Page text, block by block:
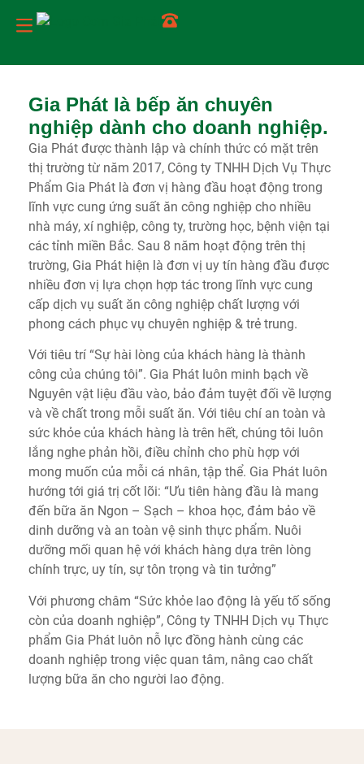
Gia Phát là bếp ăn chuyên
nghiệp dành cho doanh nghiệp.
Gia Phát được thành lập và chính thức có mặt trên
thị trường từ năm 2017, Công ty TNHH Dịch Vụ Thực
Phẩm Gia Phát là đơn vị hàng đầu hoạt động trong
lĩnh vực cung ứng suất ăn công nghiệp cho nhiều
nhà máy, xí nghiệp, công ty, trường học, bệnh viện tại
các tỉnh miền Bắc. Sau 8 năm hoạt động trên thị
trường, Gia Phát hiện là đơn vị uy tín hàng đầu được
nhiều đơn vị lựa chọn hợp tác trong lĩnh vực cung
cấp dịch vụ suất ăn công nghiệp chất lượng với
phong cách phục vụ chuyên nghiệp & trẻ trung.
Với tiêu trí “Sự hài lòng của khách hàng là thành
công của chúng tôi”. Gia Phát luôn minh bạch về
Nguyên vật liệu đầu vào, bảo đảm tuyệt đối về lượng
và về chất trong mỗi suất ăn. Với tiêu chí an toàn và
sức khỏe của khách hàng là trên hết, chúng tôi luôn
lắng nghe phản hồi, điều chỉnh cho phù hợp với
mong muốn của mỗi cá nhân, tập thể. Gia Phát luôn
hướng tới giá trị cốt lõi: “Ưu tiên hàng đầu là mang
đến bữa ăn Ngon – Sạch – khoa học, đảm bảo về
dinh dưỡng và an toàn vệ sinh thực phẩm. Nuôi
dưỡng mối quan hệ với khách hàng dựa trên lòng
chính trực, uy tín, sự tôn trọng và tin tưởng”
Với phương châm “Sức khỏe lao động là yếu tố sống
còn của doanh nghiệp”, Công ty TNHH Dịch vụ Thực
phẩm Gia Phát luôn nỗ lực đồng hành cùng các
doanh nghiệp trong việc quan tâm, nâng cao chất
lượng bữa ăn cho người lao động.